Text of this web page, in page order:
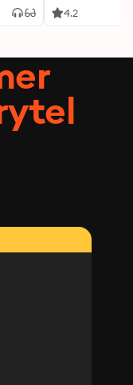
4.2